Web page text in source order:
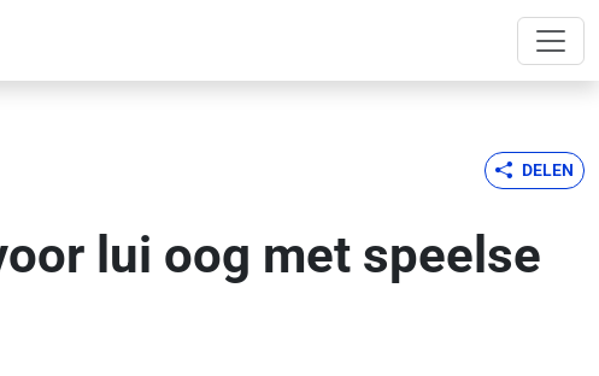
DELEN
lui oog met speelse